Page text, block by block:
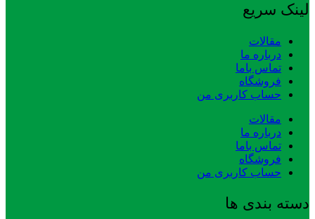
لینک سریع
مقالات
درباره ما
تماس باما
فروشگاه
حساب کاربری من
مقالات
درباره ما
تماس باما
فروشگاه
حساب کاربری من
دسته بندی ها